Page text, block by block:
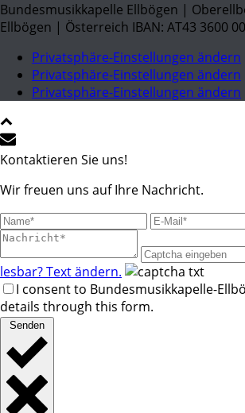
Bundesmusikkapelle Ellbögen |
Ellbögen | Österreich IBAN: AT43 3600
Privatsphäre-Einstellungen ändern
Privatsphäre-Einstellungen ändern
Privatsphäre-Einstellungen ändern
Kontaktieren Sie uns!
Wir freuen uns auf Ihre Nachricht.
lesbar? Text ändern.
I consent to Bundesmusikkapelle-
details through this form.
Senden